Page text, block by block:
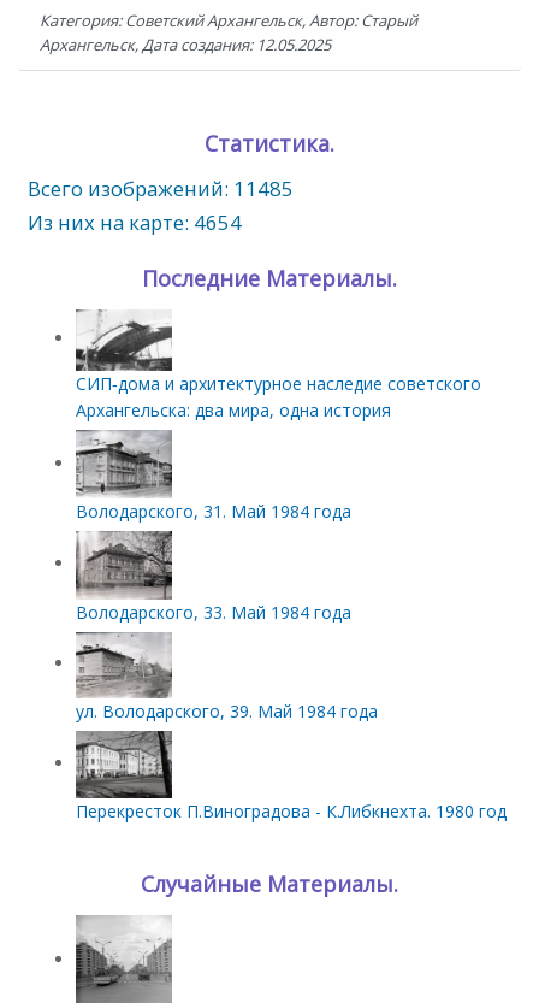
Категория: Советский Архангельск, Автор: Старый
Архангельск, Дата создания: 12.05.2025
Статистика.
Всего изображений: 11485
Из них на карте: 4654
Последние Материалы.
СИП‑дома и архитектурное наследие советского
Архангельска: два мира, одна история
Володарского, 31. Май 1984 года
Володарского, 33. Май 1984 года
ул. Володарского, 39. Май 1984 года
Перекресток П.Виноградова - К.Либкнехта. 1980 год
Случайные Материалы.